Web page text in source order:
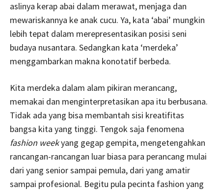
aslinya kerap abai dalam merawat, menjaga dan
mewariskannya ke anak cucu. Ya, kata ‘abai’ mungkin
lebih tepat dalam merepresentasikan posisi seni
budaya nusantara. Sedangkan kata ‘merdeka’
menggambarkan makna konotatif berbeda.
Kita merdeka dalam alam pikiran merancang,
memakai dan menginterpretasikan apa itu berbusana.
Tidak ada yang bisa membantah sisi kreatifitas
bangsa kita yang tinggi. Tengok saja fenomena
fashion weekyang gegap gempita, mengetengahkan
rancangan-rancangan luar biasa para perancang mulai
dari yang senior sampai pemula, dari yang amatir
sampai profesional. Begitu pula pecinta fashion yang